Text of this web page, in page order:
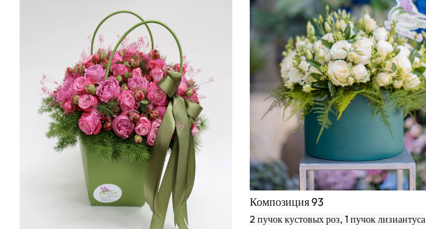
Композиция 93
2 пучок кустовых роз, 1 пучок лизиантуса